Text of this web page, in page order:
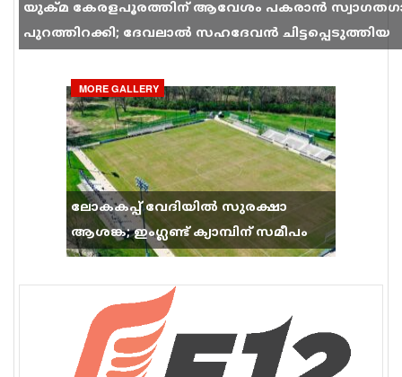
യുക്മ കേരളപൂരത്തിന് ആവേശം പകരാൻ
പുറത്തിറക്കി; ദേവലാൽ സഹദേവൻ ചിട്ടപ്പെടുത്തിയ
MORE GALLERY
ലോകകപ്പ് വേദിയിൽ സുരക്ഷാ
ആശങ്ക; ഇംഗ്ലണ്ട് ക്യാമ്പിന് സമീപം
വെടിവെപ്പ്, 9 പേർക്ക് പരിക്ക്